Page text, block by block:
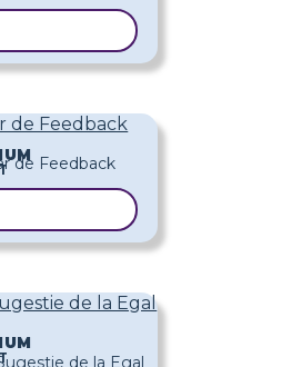
de Feedback
de la Egal